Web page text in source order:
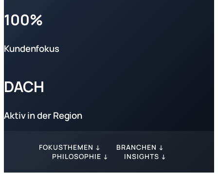
100%
Kundenfokus
DACH
Aktiv in der Region
FOKUSTHEMEN ↓
BRANCHEN ↓
PHILOSOPHIE ↓
INSIGHTS ↓